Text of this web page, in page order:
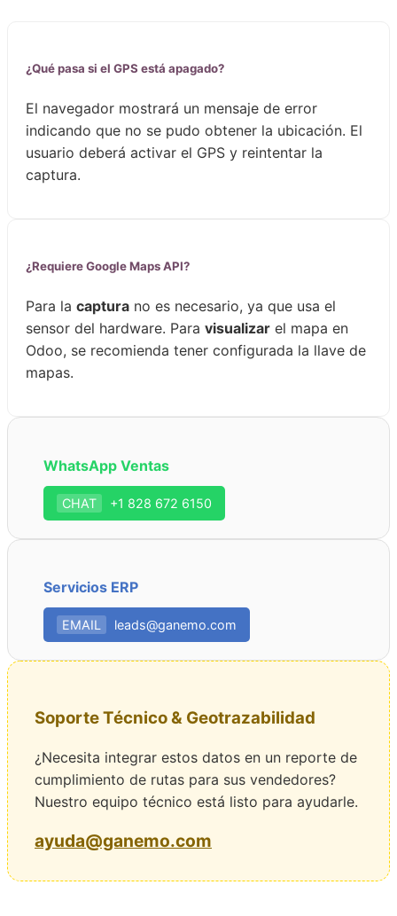
¿Qué pasa si el GPS está apagado?
El navegador mostrará un mensaje de error
indicando que no se pudo obtener la ubicación. El
usuario deberá activar el GPS y reintentar la
captura.
¿Requiere Google Maps API?
Para la captura no es necesario, ya que usa el
sensor del hardware. Para visualizar el mapa en
Odoo, se recomienda tener configurada la llave de
mapas.
WhatsApp Ventas
CHAT +1 828 672 6150
Servicios ERP
EMAIL leads@ganemo.com
Soporte Técnico & Geotrazabilidad
¿Necesita integrar estos datos en un reporte de
cumplimiento de rutas para sus vendedores?
Nuestro equipo técnico está listo para ayudarle.
ayuda@ganemo.com